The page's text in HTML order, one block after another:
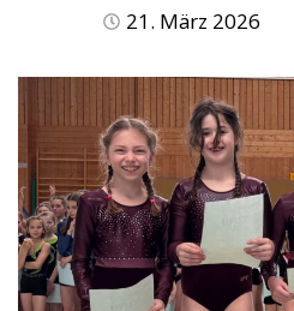
21. März 2026